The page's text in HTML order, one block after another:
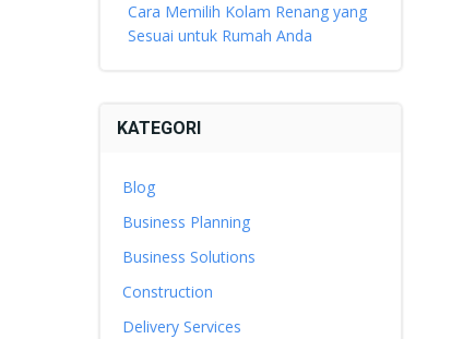
Cara Memilih Kolam Renang yang
Sesuai untuk Rumah Anda
KATEGORI
Blog
Business Planning
Business Solutions
Construction
Delivery Services